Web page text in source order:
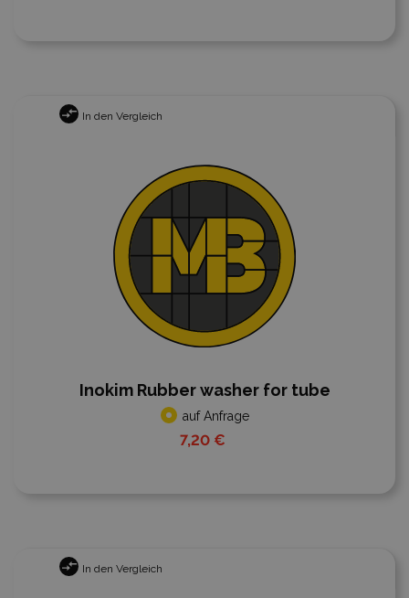
In den Vergleich
Inokim Rubber washer for tube
auf Anfrage
7,20 €
In den Vergleich